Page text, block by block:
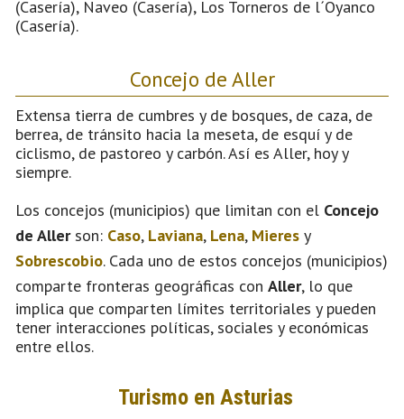
(Casería), Naveo (Casería), Los Torneros de l´Oyanco
(Casería).
Concejo de Aller
Extensa tierra de cumbres y de bosques, de caza, de
berrea, de tránsito hacia la meseta, de esquí y de
ciclismo, de pastoreo y carbón. Así es Aller, hoy y
siempre.
Los concejos (municipios) que limitan con el Concejo
de Allerson: Caso, Laviana, Lena, Mieres y
Sobrescobio. Cada uno de estos concejos (municipios)
comparte fronteras geográficas con Aller, lo que
implica que comparten límites territoriales y pueden
tener interacciones políticas, sociales y económicas
entre ellos.